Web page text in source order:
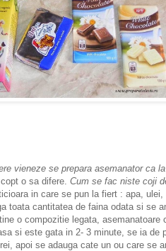
vieneze se prepara asemanator ca
o sa difere. Cum se fac niste coji
in care se pun la fiert : apa, ulei,
toata cantitatea de faina odata si se
o compozitie legata, asemanatoare
si este gata in 2- 3 minute, se ia de
apoi se adauga cate un ou care se